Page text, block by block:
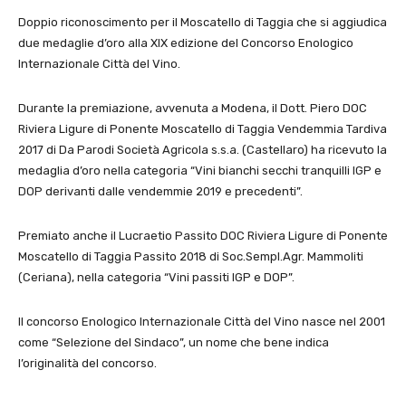
Doppio riconoscimento per il Moscatello di Taggia che si aggiudica
due medaglie d’oro alla XIX edizione del Concorso Enologico
Internazionale Città del Vino.
Durante la premiazione, avvenuta a Modena, il Dott. Piero DOC
Riviera Ligure di Ponente Moscatello di Taggia Vendemmia Tardiva
2017 di Da Parodi Società Agricola s.s.a. (Castellaro) ha ricevuto la
medaglia d’oro nella categoria “Vini bianchi secchi tranquilli IGP e
DOP derivanti dalle vendemmie 2019 e precedenti”.
Premiato anche il Lucraetio Passito DOC Riviera Ligure di Ponente
Moscatello di Taggia Passito 2018 di Soc.Sempl.Agr. Mammoliti
(Ceriana), nella categoria “Vini passiti IGP e DOP”.
Il concorso Enologico Internazionale Città del Vino nasce nel 2001
come “Selezione del Sindaco”, un nome che bene indica
l’originalità del concorso.